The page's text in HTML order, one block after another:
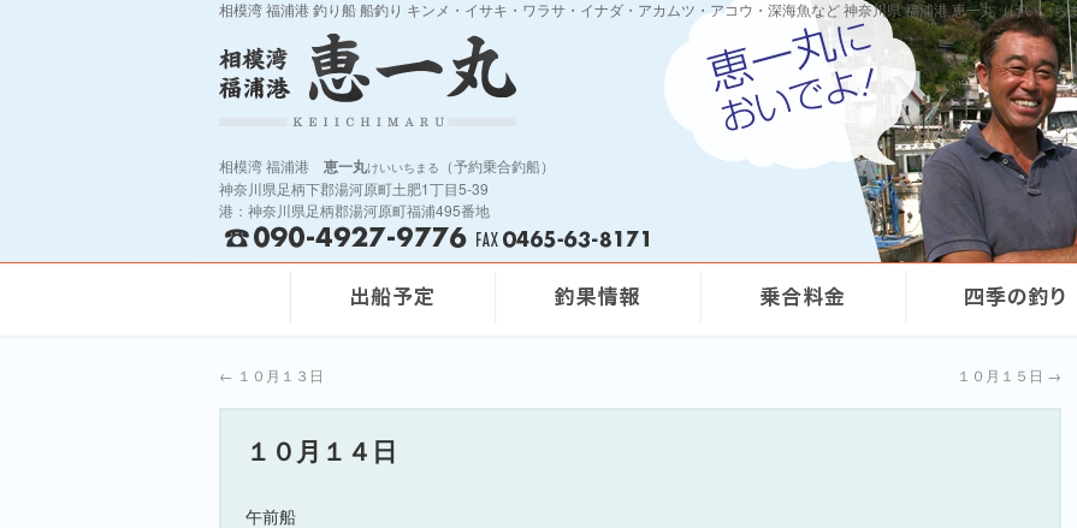
相模湾 福浦港 釣り船 船釣り キンメ・イサキ・ワラサ・イナダ・アカムツ・アコウ・深海魚など 神奈川県 福浦港 恵一丸（けいいち
相模湾 福浦港 恵一丸けいいちまる
（予約乗合釣船）
神奈川県足柄下郡湯河原町土肥1丁目5-39
港：神奈川県足柄郡湯河原町福浦495番地
← １０月１３日 １０月１５日 →
１０月１４日
午前船